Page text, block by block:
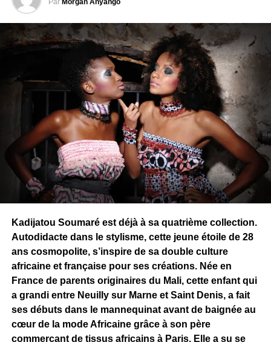
Par Morgan Anyango
Kadijatou Soumaré est déjà à sa quatrième collection.
Autodidacte dans le stylisme, cette jeune étoile de 28
ans cosmopolite, s’inspire de sa double culture
africaine et française pour ses créations. Née en
France de parents originaires du Mali, cette enfant qui
a grandi entre Neuilly sur Marne et Saint Denis, a fait
ses débuts dans le mannequinat avant de baignée au
cœur de la mode Africaine grâce à son père
commerçant de tissus africains à Paris. Elle a su se